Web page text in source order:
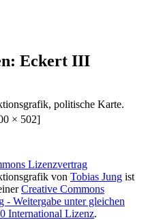
Eckert III
politische Karte.
× 502]
von Tobias Jung ist
Creative Commons
- Weitergabe unter gleichen
International Lizenz.